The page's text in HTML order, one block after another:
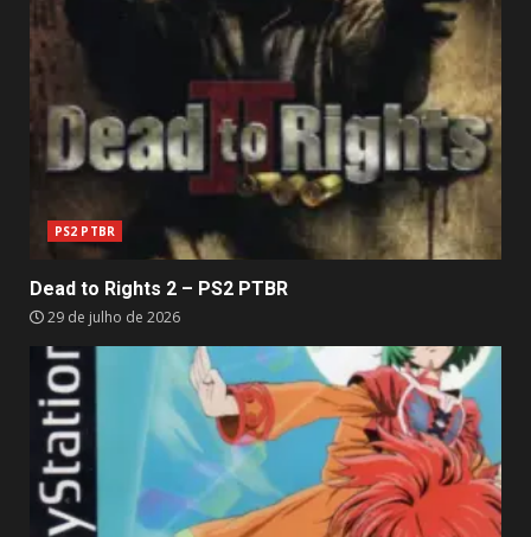
PS2 PTBR
Dead to Rights 2 – PS2 PTBR
29 de julho de 2026